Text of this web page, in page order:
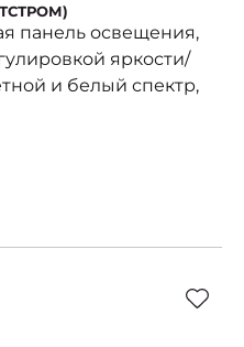
панель освещения,
яркости/
и белый спектр,